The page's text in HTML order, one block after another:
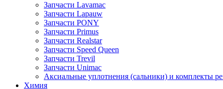
Запчасти Lavamac
Запчасти Lapauw
Запчасти PONY
Запчасти Primus
Запчасти Realstar
Запчасти Speed Queen
Запчасти Trevil
Запчасти Unimac
Аксиальные уплотнения (сальники) и комплекты
Химия